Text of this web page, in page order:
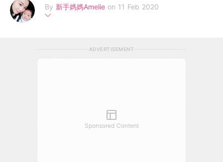
By 新手媽媽Amelie on 11 Feb 2020
小說，現在改為育兒書不離手，再加上聘請到有經驗的工人姐姐，
照顧花娜就更得心應手。從書本上、從工人姐姐身上學到的，以及
自己實戰了3個月的育兒技巧，急不及待希望跟讀者分享！
ADVERTISEMENT
Sponsored Content